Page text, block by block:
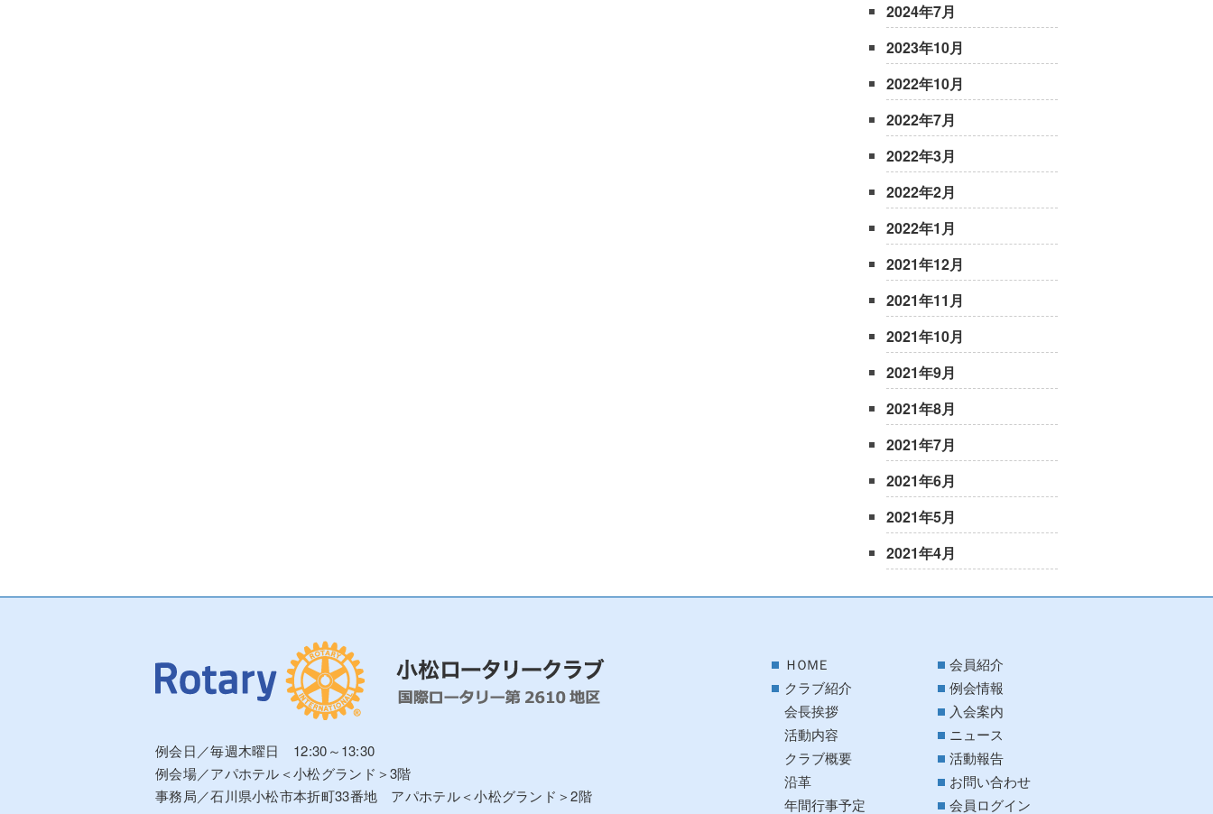
2024年7月
2023年10月
2022年10月
2022年7月
2022年3月
2022年2月
2022年1月
2021年12月
2021年11月
2021年10月
2021年9月
2021年8月
2021年7月
2021年6月
2021年5月
2021年4月
例会日／毎週木曜日 12:30～13:30
例会場／アパホテル＜小松グランド＞3階
事務局／石川県小松市本折町33番地 アパホテル＜小松グランド＞2階
ＨＯＭＥ
クラブ紹介
会長挨拶
活動内容
クラブ概要
沿革
年間行事予定
会員紹介
例会情報
入会案内
ニュース
活動報告
お問い合わせ
会員ログイン